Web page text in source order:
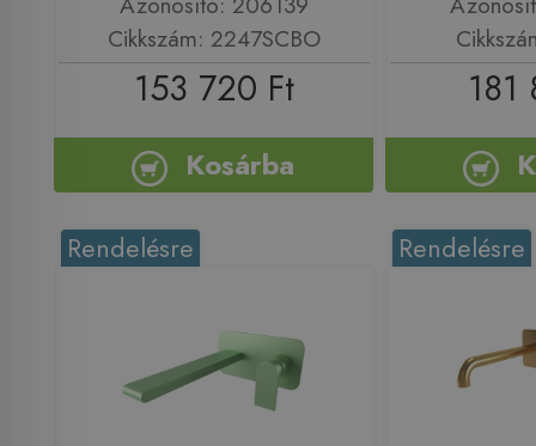
Cikkszám: 2247SCBO
153 720 Ft
Kosárba
181
Rendelésre Rendelésre